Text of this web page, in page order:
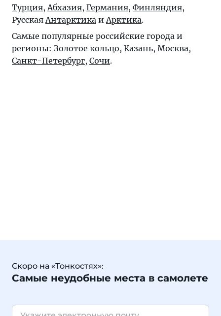
Турция, Абхазия, Германия, Финляндия,
Русская Антарктика и Арктика.
Самые популярные российские города и
регионы: Золотое кольцо, Казань, Москва,
Санкт-Петербург, Сочи.
Скоро на «Тонкостях»:
Самые неудобные места в самолете